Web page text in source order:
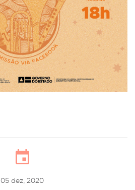
05 dez, 2020